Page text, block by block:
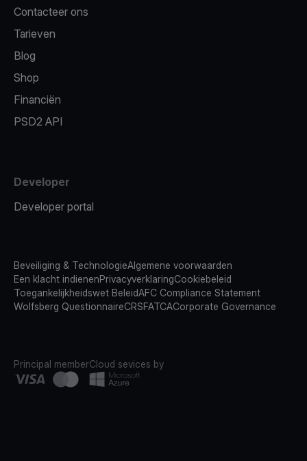
Contacteer ons
Tarieven
Blog
Shop
Financiën
PSD2 API
Developer
Developer portal
Beveiliging & TechnologieAlgemene voorwaarden
Een klacht indienenPrivacyverklaringCookiebeleid
Toegankelijkheidswet BeleidAFC Compliance Statement
Wolfsberg QuestionnaireCRSFATCACorporate Governance
Principal memberCloud sevices by